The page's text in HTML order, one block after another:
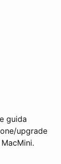
guida
upgrade